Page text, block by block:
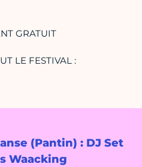
(Pantin) : DJ Set
Waacking
GRATUIT
LE FESTIVAL :